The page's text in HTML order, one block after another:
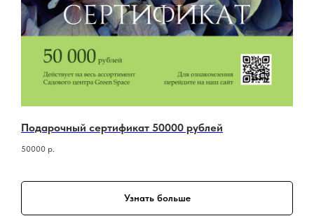
Подарочный сертификат 50000 рублей
50000 р.
Узнать больше